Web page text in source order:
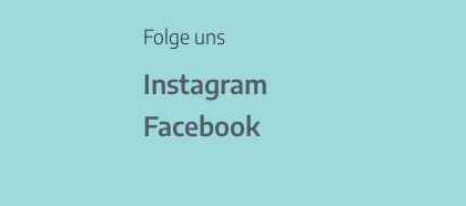
Folge uns
Instagram
Facebook